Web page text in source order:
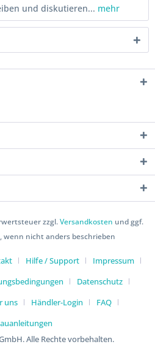
und diskutieren... mehr
zzgl.Versandkosten und ggf.
wenn nicht anders beschrieben
Hilfe / Support
Impressum
Datenschutz
uns Händler-Login
FAQ
Alle Rechte vorbehalten.